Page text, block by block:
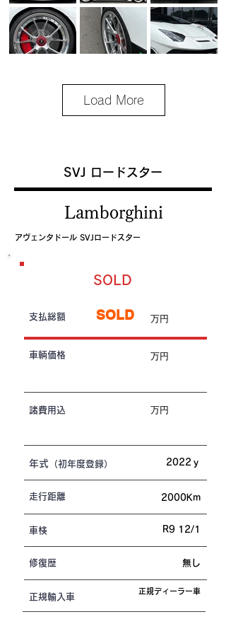
Load More
SVJ ロードスター
Lamborghini
アヴェンタドール SVJロードスター
SOLD
​支払総額 SOLD 万円
​車輌価格 万円
諸費用込 万円
年式 （初年度登録） 2022ｙ
走行距離 2000Km
車検 R9 12/1
修復歴 無し
​正規輸入車
正規ディーラー車